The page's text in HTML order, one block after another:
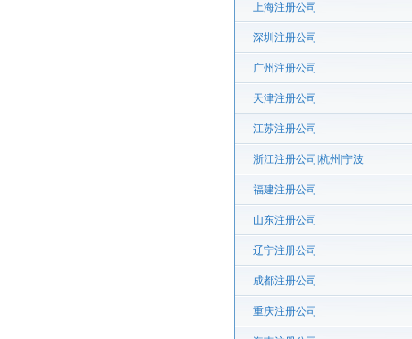
上海注册公司
深圳注册公司
广州注册公司
天津注册公司
江苏注册公司
浙江注册公司|杭州|宁波
福建注册公司
山东注册公司
辽宁注册公司
成都注册公司
重庆注册公司